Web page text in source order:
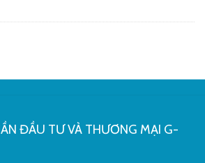
ĐẦU TƯ VÀ THƯƠNG MẠI G-